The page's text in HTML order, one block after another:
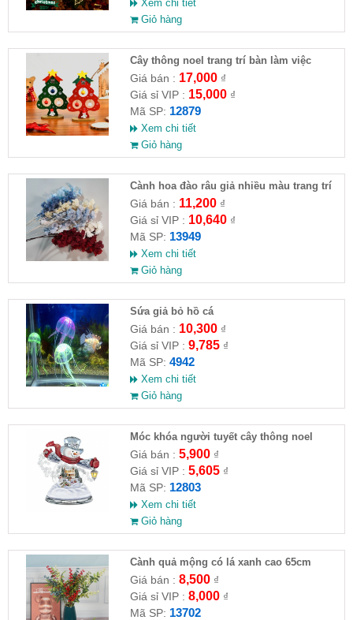
Xem chi tiết
Giỏ hàng
Cây thông noel trang trí bàn làm việc
Giá bán : 17,000₫
Giá sỉ VIP : 15,000₫
Mã SP: 12879
Xem chi tiết
Giỏ hàng
Cành hoa đào râu giả nhiều màu trang trí
Giá bán : 11,200₫
Giá sỉ VIP : 10,640₫
Mã SP: 13949
Xem chi tiết
Giỏ hàng
Sứa giả bỏ hồ cá
Giá bán : 10,300₫
Giá sỉ VIP : 9,785₫
Mã SP: 4942
Xem chi tiết
Giỏ hàng
Móc khóa người tuyết cây thông noel
Giá bán : 5,900₫
Giá sỉ VIP : 5,605₫
Mã SP: 12803
Xem chi tiết
Giỏ hàng
Cành quả mộng có lá xanh cao 65cm
Giá bán : 8,500₫
Giá sỉ VIP : 8,000₫
Mã SP: 13702